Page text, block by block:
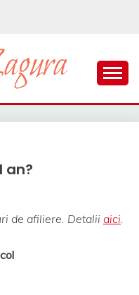
an?
de afiliere. Detalii aici.